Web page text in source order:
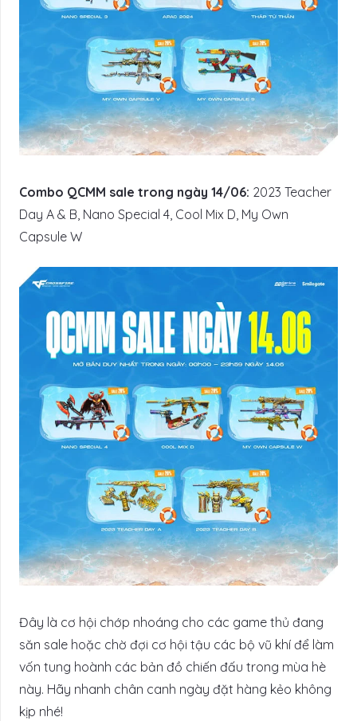
Combo QCMM sale trong ngày 14/06: 2023 Teacher
Day A & B, Nano Special 4, Cool Mix D, My Own
Capsule W
Đây là cơ hội chớp nhoáng cho các game thủ đang
săn sale hoặc chờ đợi cơ hội tậu các bộ vũ khí để làm
vốn tung hoành các bản đồ chiến đấu trong mùa hè
này. Hãy nhanh chân canh ngày đặt hàng kẻo không
kịp nhé!